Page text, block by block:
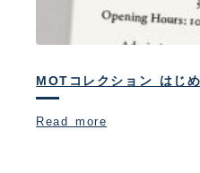
MOTコレクション はじ
Read more